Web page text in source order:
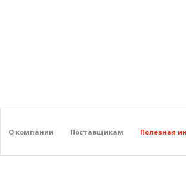
О компании Поставщикам Полезная